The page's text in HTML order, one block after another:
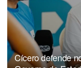
Cícero defende